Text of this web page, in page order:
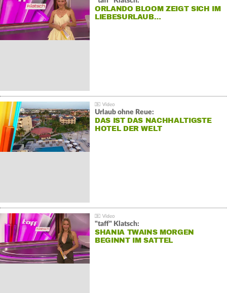
ORLANDO BLOOM ZEIGT SICH IM
LIEBESURLAUB…
Urlaub ohne Reue:
DAS IST DAS NACHHALTIGSTE
HOTEL DER WELT
"taff" Klatsch:
SHANIA TWAINS MORGEN
BEGINNT IM SATTEL